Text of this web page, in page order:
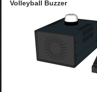
Volleyball Buzzer